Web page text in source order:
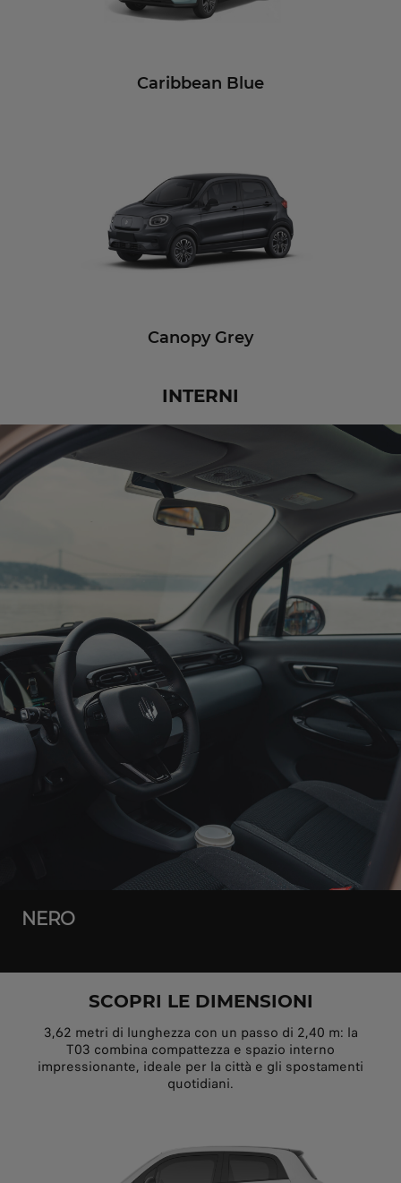
Caribbean Blue
Canopy Grey
INTERNI
NERO
SCOPRI LE DIMENSIONI
3,62 metri di lunghezza con un passo di 2,40 m: la
T03 combina compattezza e spazio interno
impressionante, ideale per la città e gli spostamenti
quotidiani.